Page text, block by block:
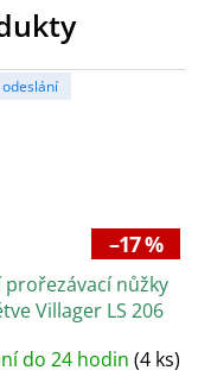
–17 %
prořezávací nůžky
Villager LS 206
do 24 hodin (4 ks)